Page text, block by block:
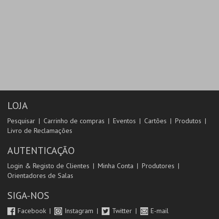
LOJA
Pesquisar Carrinho de compras Eventos Cartões
Produtos
Livro de Reclamações
AUTENTICAÇÃO
Login & Registo de Clientes Minha Conta
Produtores
Orientadores de Salas
SIGA-NOS
Facebook Instagram Twitter E-mail